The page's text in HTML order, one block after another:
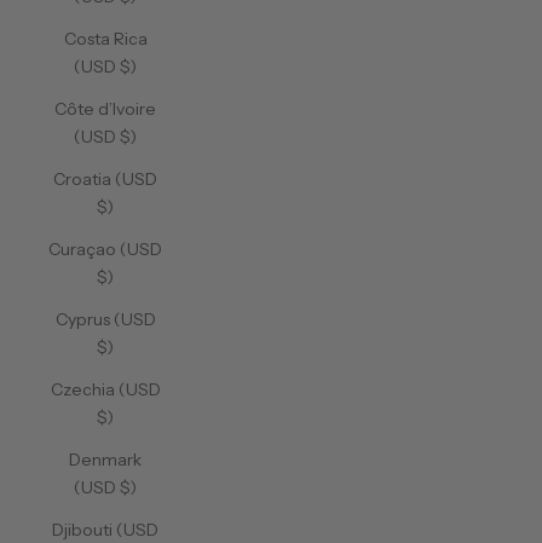
Costa Rica
(USD $)
Côte d’Ivoire
(USD $)
Croatia (USD
$)
Curaçao (USD
$)
Cyprus (USD
$)
Czechia (USD
$)
Denmark
(USD $)
Djibouti (USD